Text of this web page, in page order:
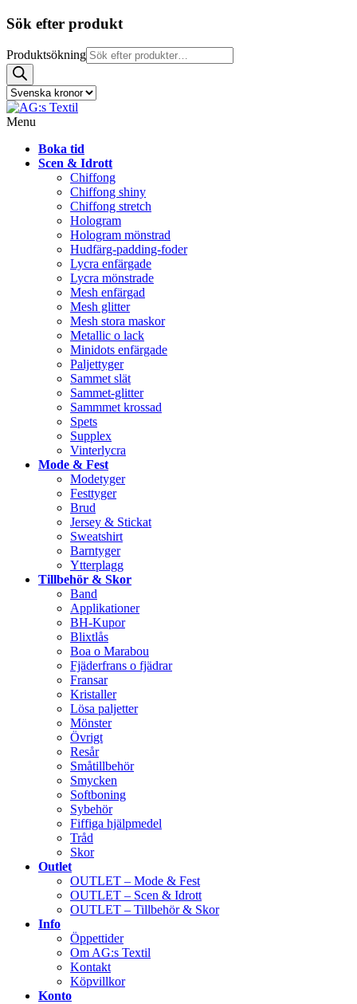
Sök efter produkt
Produktsökning
Menu
Boka tid
Scen & Idrott
Chiffong
Chiffong shiny
Chiffong stretch
Hologram
Hologram mönstrad
Hudfärg-padding-foder
Lycra enfärgade
Lycra mönstrade
Mesh enfärgad
Mesh glitter
Mesh stora maskor
Metallic o lack
Minidots enfärgade
Paljettyger
Sammet slät
Sammet-glitter
Sammmet krossad
Spets
Supplex
Vinterlycra
Mode & Fest
Modetyger
Festtyger
Brud
Jersey & Stickat
Sweatshirt
Barntyger
Ytterplagg
Tillbehör & Skor
Band
Applikationer
BH-Kupor
Blixtlås
Boa o Marabou
Fjäderfrans o fjädrar
Fransar
Kristaller
Lösa paljetter
Mönster
Övrigt
Resår
Småtillbehör
Smycken
Softboning
Sybehör
Fiffiga hjälpmedel
Tråd
Skor
Outlet
OUTLET – Mode & Fest
OUTLET – Scen & Idrott
OUTLET – Tillbehör & Skor
Info
Öppettider
Om AG:s Textil
Kontakt
Köpvillkor
Konto